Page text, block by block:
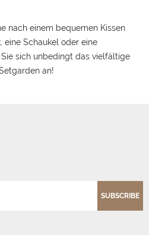
nach einem bequemen Kissen
eine Schaukel oder eine
sich unbedingt das vielfältige
an!
SUBSCRIBE